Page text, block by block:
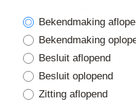
Bekendmaking
Bekendmaking
Besluit aflopend
Besluit oplopend
Zitting aflopend